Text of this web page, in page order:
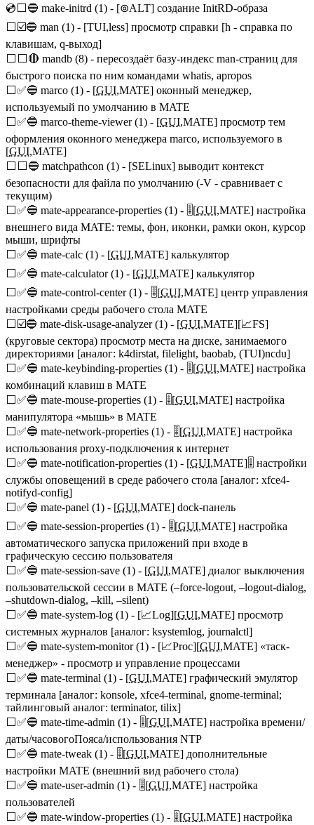
💿⬜🔵 make-initrd (1) - [⊚ALT] создание InitRD-образа
⬜☑️🔵 man (1) - [TUI,less] просмотр справки [h - справка по
клавишам, q-выход]
⬜⬜🔴 mandb (8) - пересоздаёт базу-индекс man-страниц для
быстрого поиска по ним командами whatis, apropos
⬜✅🔵 marco (1) - [GUI,MATE] оконный менеджер,
используемый по умолчанию в MATE
⬜✅🔵 marco-theme-viewer (1) - [GUI,MATE] просмотр тем
оформления оконного менеджера marco, используемого в
[GUI,MATE]
⬜⬜🔵 matchpathcon (1) - [SELinux] выводит контекст
безопасности для файла по умолчанию (-V - сравнивает с
текущим)
⬜✅🔵 mate-appearance-properties (1) - 🎚️[GUI,MATE] настройка
внешнего вида MATE: темы, фон, иконки, рамки окон, курсор
мыши, шрифты
⬜✅🔵 mate-calc (1) - [GUI,MATE] калькулятор
⬜✅🔵 mate-calculator (1) - [GUI,MATE] калькулятор
⬜✅🔵 mate-control-center (1) - 🎚️[GUI,MATE] центр управления
настройками среды рабочего стола MATE
⬜☑️🔵 mate-disk-usage-analyzer (1) - [GUI,MATE][📈FS]
(круговые сектора) просмотр места на диске, занимаемого
директориями [аналог: k4dirstat, filelight, baobab, (TUI)ncdu]
⬜✅🔵 mate-keybinding-properties (1) - 🎚️[GUI,MATE] настройка
комбинаций клавиш в MATE
⬜✅🔵 mate-mouse-properties (1) - 🎚️[GUI,MATE] настройка
манипулятора «мышь» в MATE
⬜✅🔵 mate-network-properties (1) - 🎚️[GUI,MATE] настройка
использования proxy-подключения к интернет
⬜✅🔵 mate-notification-properties (1) - [GUI,MATE]🎚️ настройки
службы оповещений в среде рабочего стола [аналог: xfce4-
notifyd-config]
⬜✅🔵 mate-panel (1) - [GUI,MATE] dock-панель
⬜✅🔵 mate-session-properties (1) - 🎚️[GUI,MATE] настройка
автоматического запуска приложений при входе в
графическую сессию пользователя
⬜✅🔵 mate-session-save (1) - [GUI,MATE] диалог выключения
пользовательской сессии в MATE (–force-logout, –logout-dialog,
–shutdown-dialog, –kill, –silent)
⬜✅🔵 mate-system-log (1) - [📈Log][GUI,MATE] просмотр
системных журналов [аналог: ksystemlog, journalctl]
⬜✅🔵 mate-system-monitor (1) - [📈Proc][GUI,MATE] «таск-
менеджер» - просмотр и управление процессами
⬜✅🔵 mate-terminal (1) - [GUI,MATE] графический эмулятор
терминала [аналог: konsole, xfce4-terminal, gnome-terminal;
тайлинговый аналог: terminator, tilix]
⬜✅🔵 mate-time-admin (1) - 🎚️[GUI,MATE] настройка времени/
даты/часовогоПояса/использования NTP
⬜✅🔵 mate-tweak (1) - 🎚️[GUI,MATE] дополнительные
настройки MATE (внешний вид рабочего стола)
⬜✅🔵 mate-user-admin (1) - 🎚️[GUI,MATE] настройка
пользователей
⬜✅🔵 mate-window-properties (1) - 🎚️[GUI,MATE] настройка